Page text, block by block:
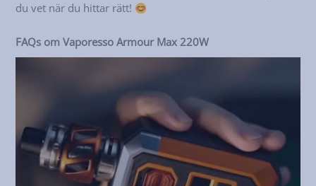
du vet när du hittar rätt!
FAQs om Vaporesso Armour Max 220W